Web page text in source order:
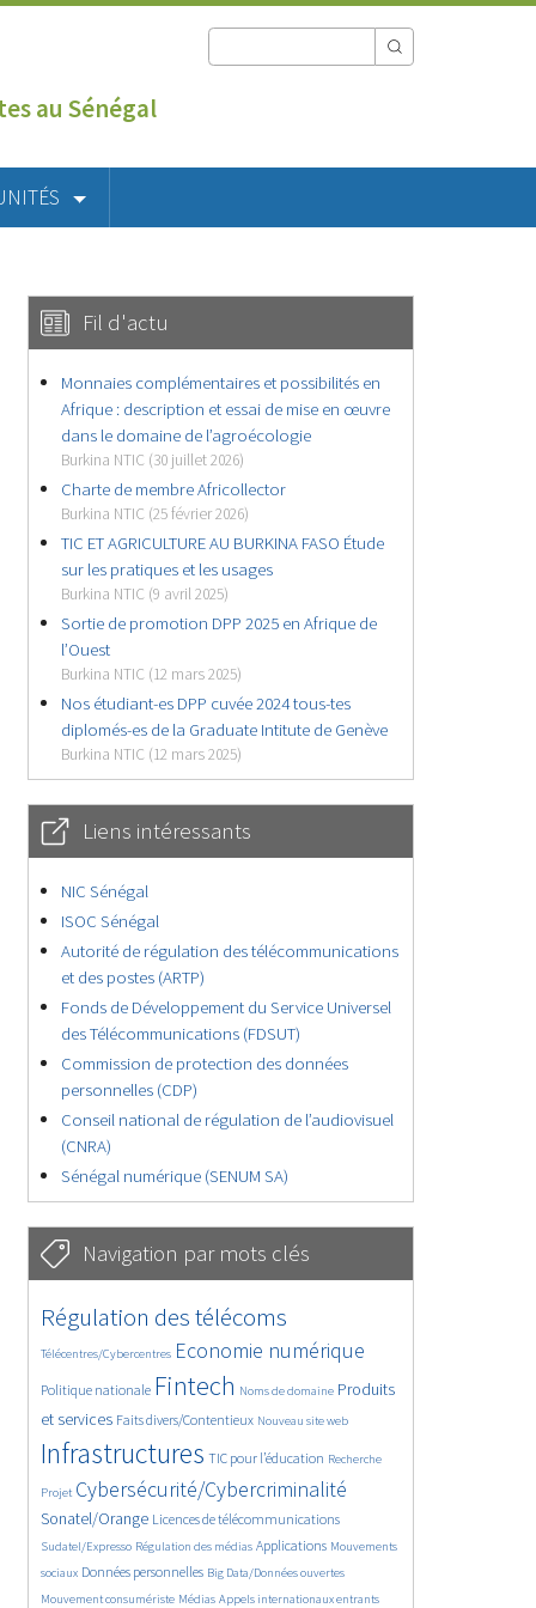
au Sénégal
Fil d'actu
Monnaies complémentaires et possibilités en
Afrique : description et essai de mise en œuvre
dans le domaine de l’agroécologie
Burkina NTIC (30 juillet 2026)
Charte de membre Africollector
Burkina NTIC (25 février 2026)
TIC ET AGRICULTURE AU BURKINA FASO Étude
sur les pratiques et les usages
Burkina NTIC (9 avril 2025)
Sortie de promotion DPP 2025 en Afrique de
l’Ouest
Burkina NTIC (12 mars 2025)
Nos étudiant-es DPP cuvée 2024 tous-tes
diplomés-es de la Graduate Intitute de Genève
Burkina NTIC (12 mars 2025)
Liens intéressants
NIC Sénégal
ISOC Sénégal
Autorité de régulation des télécommunications
et des postes (ARTP)
Fonds de Développement du Service Universel
des Télécommunications (FDSUT)
Commission de protection des données
personnelles (CDP)
Conseil national de régulation de l’audiovisuel
(CNRA)
Sénégal numérique (SENUM SA)
Navigation par mots clés
4654/5650
Régulation des télécoms
362/5650
Télécentres/Cybercentres
3744/5650 Economie numérique
1854/5650
Politique nationale
5188/5650 Fintech
688/5650
Noms de domaine
2414/5650
Produits
et services
1612/5650 Faits divers/Contentieux
838/5650 Nouveau site web
5650/5650
Infrastructures
1835/5650
TIC pour l’éducation
197/5650
Recherche
248/5650
Projet
3594/5650Cybersécurité/Cybercriminalité
2329/5650
Sonatel/Orange
1632/5650 Licences de télécommunications
289/5650
Sudatel/Expresso
1027/5650 Régulation des médias
1526/5650 Applications
1185/5650
Mouvements
sociaux
1673/5650Données personnelles
141/5650 Big Data/Données ouvertes
632/5650
Mouvement consumériste
375/5650 Médias
669/5650 Appels internationaux entrants
1752/5650